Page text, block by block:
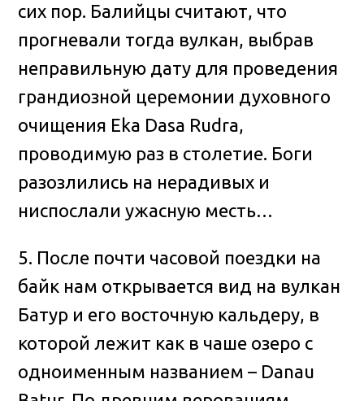
сих пор. Балийцы считают, что
прогневали тогда вулкан, выбрав
неправильную дату для проведения
грандиозной церемонии духовного
очищения Eka Dasa Rudra,
проводимую раз в столетие. Боги
разозлились на нерадивых и
ниспослали ужасную месть…
5. После почти часовой поездки на
байк нам открывается вид на вулкан
Батур и его восточную кальдеру, в
которой лежит как в чаше озеро с
одноименным названием – Danau